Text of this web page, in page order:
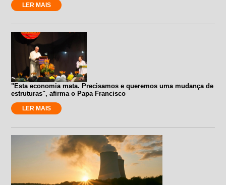
LER MAIS
"Esta economia mata. Precisamos e queremos uma mudança de
estruturas", afirma o Papa Francisco
LER MAIS